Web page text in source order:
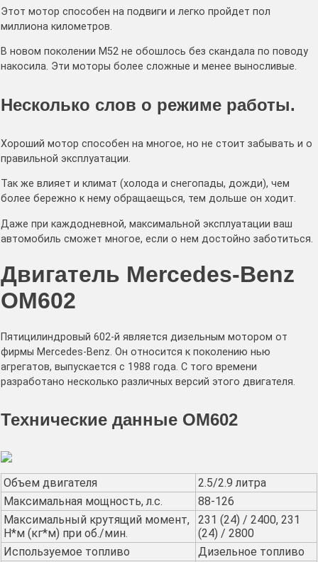
Этот мотор способен на подвиги и легко пройдет пол
миллиона километров.
В новом поколении М52 не обошлось без скандала по поводу
накосила. Эти моторы более сложные и менее выносливые.
Несколько слов о режиме работы.
Хороший мотор способен на многое, но не стоит забывать и о
правильной эксплуатации.
Так же влияет и климат (холода и снегопады, дожди), чем
более бережно к нему обращаещься, тем дольше он ходит.
Даже при каждодневной, максимальной эксплуатации ваш
автомобиль сможет многое, если о нем достойно заботиться.
Двигатель Mercedes-Benz
OM602
Пятицилиндровый 602-й является дизельным мотором от
фирмы Mercedes-Benz. Он относится к поколению нью
агрегатов, выпускается с 1988 года. С того времени
разработано несколько различных версий этого двигателя.
Технические данные OM602
Объем двигателя
2.5/2.9 литра
Максимальная мощность, л.с.
88-126
Максимальный крутящий момент,
Н*м (кг*м) при об./мин.
231 (24) / 2400, 231
(24) / 2800
Используемое топливо
Дизельное топливо